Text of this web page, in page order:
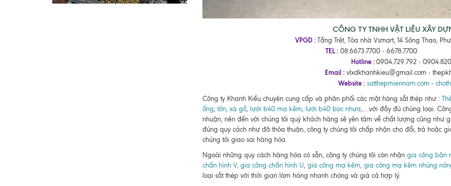
CÔNG TY TNHH VẬT LIỆU XÂY
VPGD :Tầng Trệt, Tòa nhà Vsmart, 14 Sông Thao,
TEL : 08.6673.7700 -
Hotline : 0904.729.792 -
Email : vlxdkhanhkieu@gmail.com -
Website : satthepmiennam.com -
Công ty Khanh Kiều chuyên cung cấp và phân phối các mặt hàng sắt thép như :
ống,tôn, xà gồ, lưới b40 mạ kẽm, lưới b40 bọc nhựa,... với đầy đủ chủng loại.
nhuận, nên đến với chúng tôi quý khách hàng sẽ yên tâm về chất lượng cũng
đúng quy cách như đã thỏa thuận, công ty chúng tôi chấp nhận cho đổi, trả hoặc
chúng tôi giao sai hàng hóa.
Ngoài những quy cách hàng hóa có sẵn, công ty chúng tôi còn nhận gia công bãn
chấn hình V, gia công chấn hình U, gia công mạ kẽm, gia công mạ kẽm nhúng
loại sắt thép với thời gian làm hàng nhanh chóng và giá cả hợp lý.